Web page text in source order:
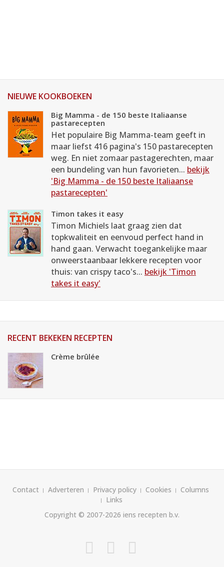
NIEUWE KOOKBOEKEN
Big Mamma - de 150 beste Italiaanse
pastarecepten
Het populaire Big Mamma-team geeft in
maar liefst 416 pagina's 150 pastarecepten
weg. En niet zomaar pastagerechten, maar
een bundeling van hun favorieten... bekijk
'Big Mamma - de 150 beste Italiaanse
pastarecepten'
Timon takes it easy
Timon Michiels laat graag zien dat
topkwaliteit en eenvoud perfect hand in
hand gaan. Verwacht toegankelijke maar
onweerstaanbaar lekkere recepten voor
thuis: van crispy taco's... bekijk 'Timon
takes it easy'
RECENT BEKEKEN RECEPTEN
Crème brûlée
Contact Adverteren Privacy policy Cookies
Columns
Links
Copyright © 2007-2026 iens recepten b.v.